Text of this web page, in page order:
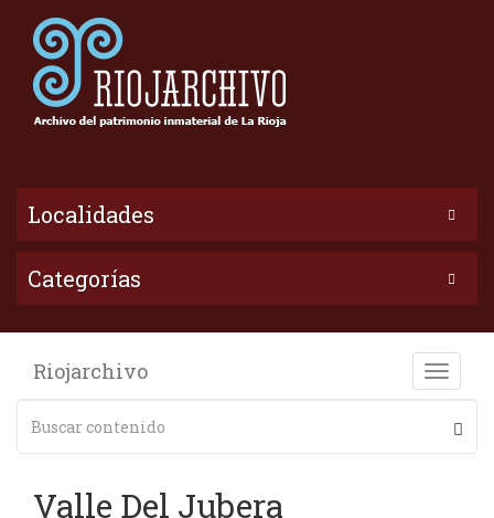
Localidades
Categorías
Toggle
Riojarchivo
Valle Del Jubera